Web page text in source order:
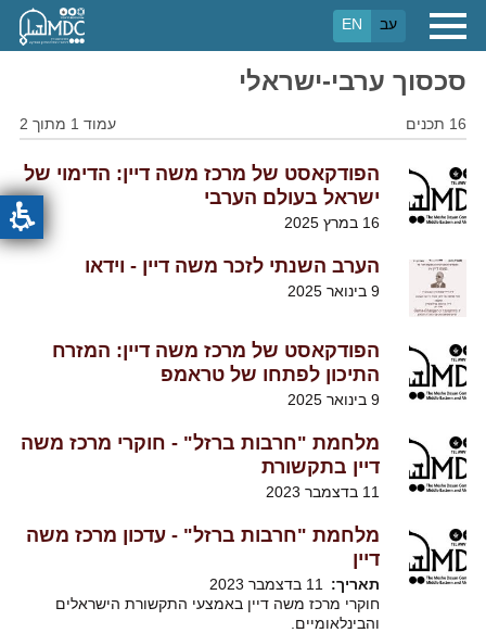
לתוכן
העיקרי
EN עב
סכסוך ערבי-ישראלי
16 תכנים עמוד 1 מתוך 2
הפודקאסט של מרכז משה דיין: הדימוי של
ישראל בעולם הערבי
16 במרץ 2025
הערב השנתי לזכר משה דיין - וידאו
9 בינואר 2025
הפודקאסט של מרכז משה דיין: המזרח
התיכון לפתחו של טראמפ
9 בינואר 2025
מלחמת "חרבות ברזל" - חוקרי מרכז משה
דיין בתקשורת
11 בדצמבר 2023
מלחמת "חרבות ברזל" - עדכון מרכז משה
דיין
תאריך
11 בדצמבר 2023
חוקרי מרכז משה דיין באמצעי התקשורת הישראלים
והבינלאומיים.